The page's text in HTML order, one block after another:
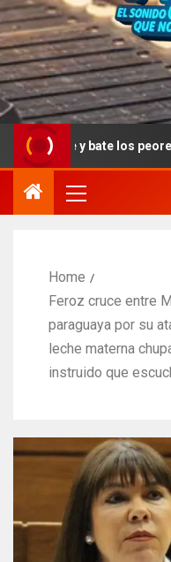
bate los peores récords
Home
Feroz cruce entre
paraguaya por su
leche materna
instruido que